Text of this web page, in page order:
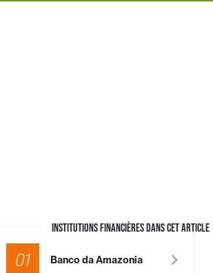
INSTITUTIONS FINANCIÈRES DANS CET ARTICLE
01 Banco da Amazonia